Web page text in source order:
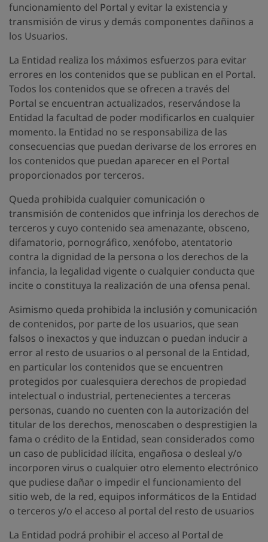
funcionamiento del Portal y evitar la existencia y
transmisión de virus y demás componentes dañinos a
los Usuarios.
La Entidad realiza los máximos esfuerzos para evitar
errores en los contenidos que se publican en el Portal.
Todos los contenidos que se ofrecen a través del
Portal se encuentran actualizados, reservándose la
Entidad la facultad de poder modificarlos en cualquier
momento. la Entidad no se responsabiliza de las
consecuencias que puedan derivarse de los errores en
los contenidos que puedan aparecer en el Portal
proporcionados por terceros.
Queda prohibida cualquier comunicación o
transmisión de contenidos que infrinja los derechos de
terceros y cuyo contenido sea amenazante, obsceno,
difamatorio, pornográfico, xenófobo, atentatorio
contra la dignidad de la persona o los derechos de la
infancia, la legalidad vigente o cualquier conducta que
incite o constituya la realización de una ofensa penal.
Asimismo queda prohibida la inclusión y comunicación
de contenidos, por parte de los usuarios, que sean
falsos o inexactos y que induzcan o puedan inducir a
error al resto de usuarios o al personal de la Entidad,
en particular los contenidos que se encuentren
protegidos por cualesquiera derechos de propiedad
intelectual o industrial, pertenecientes a terceras
personas, cuando no cuenten con la autorización del
titular de los derechos, menoscaben o desprestigien la
fama o crédito de la Entidad, sean considerados como
un caso de publicidad ilícita, engañosa o desleal y/o
incorporen virus o cualquier otro elemento electrónico
que pudiese dañar o impedir el funcionamiento del
sitio web, de la red, equipos informáticos de la Entidad
o terceros y/o el acceso al portal del resto de usuarios
La Entidad podrá prohibir el acceso al Portal de